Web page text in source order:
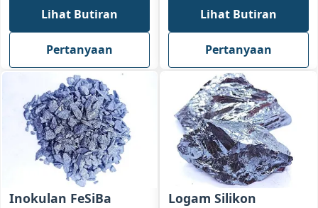
Lihat Butiran
Pertanyaan
Lihat Butiran
Pertanyaan
Inokulan FeSiBa Logam Silikon